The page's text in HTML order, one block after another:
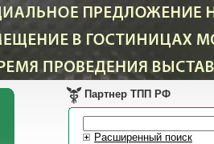
Партнер ТПП РФ
Расширенный поиск